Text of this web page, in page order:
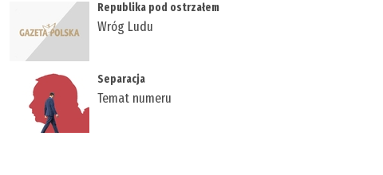
Republika pod ostrzałem
Wróg Ludu
Separacja
Temat numeru